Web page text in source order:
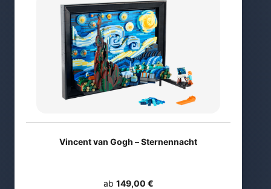
Vincent van Gogh – Sternennacht
ab 149,00 €